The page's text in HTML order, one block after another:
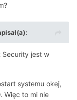
Security jest w
systemu okej,
Więc to mi nie